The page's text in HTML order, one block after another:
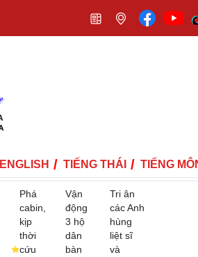
ENGLISH TIẾNG THÁI TIẾNG
Phá
cabin,
kịp
thời
cứu
Vận
động
3 hộ
dân
bàn
Tri ân
các Anh
hùng
liệt sĩ
và